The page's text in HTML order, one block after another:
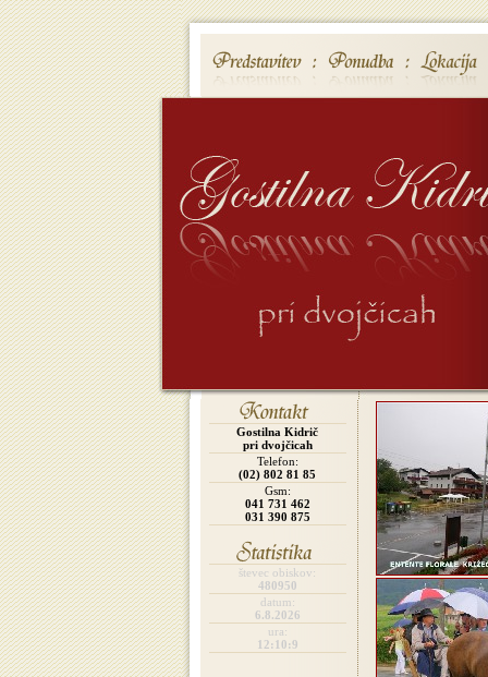
Gostilna Kidrič
pri dvojčicah
Telefon:
(02) 802 81 85
Gsm:
041 731 462
031 390 875
števec obiskov:
480950
datum:
6.8.2026
ura:
12:10:9